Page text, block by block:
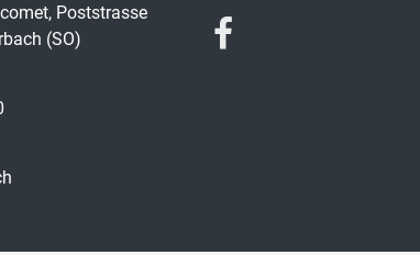
Poststrasse
(SO)